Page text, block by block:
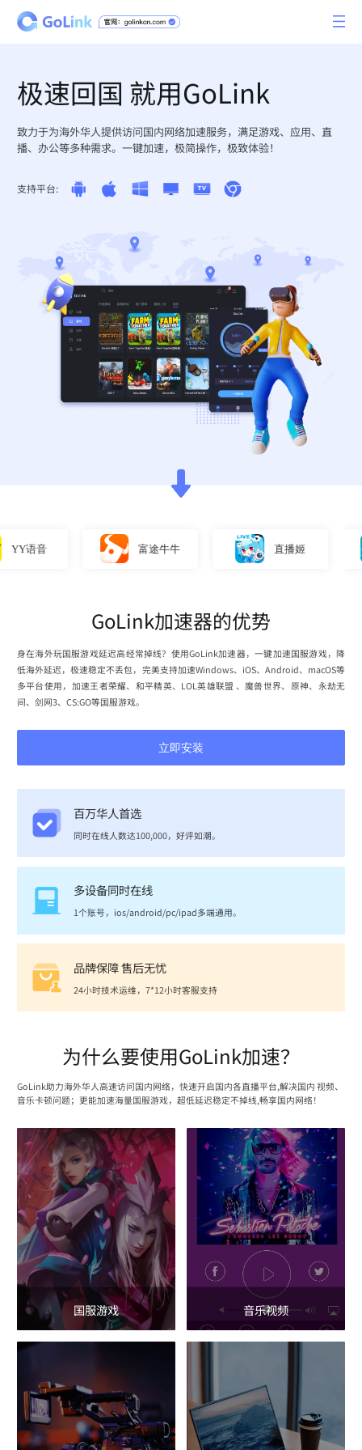
极速回国 就用GoLink
致力于为海外华人提供访问国内网络加速服务，满足游戏、应用、直
播、办公等多种需求。一键加速，极简操作，极致体验！
支持平台:
语音 富途牛牛 直播姬
GoLink加速器的优势
身在海外玩国服游戏延迟高经常掉线？使用GoLink加速器，一键加速国服游戏，降
低海外延迟，极速稳定不丢包，完美支持加速Windows、iOS、Android、macOS等
多平台使用，加速王者荣耀、和平精英、LOL英雄联盟 、魔兽世界、原神、永劫无
间、剑网3、CS:GO等国服游戏。
立即安装
百万华人首选
同时在线人数达100,000，好评如潮。
多设备同时在线
1个账号，ios/android/pc/ipad多端通用。
品牌保障 售后无忧
24小时技术运维，7*12小时客服支持
为什么要使用GoLink加速？
GoLink助力海外华人高速访问国内网络，快速开启国内各直播平台,解决国内 视频、
音乐卡顿问题；更能加速海量国服游戏，超低延迟稳定不掉线,畅享国内网络！
国服游戏 音乐视频